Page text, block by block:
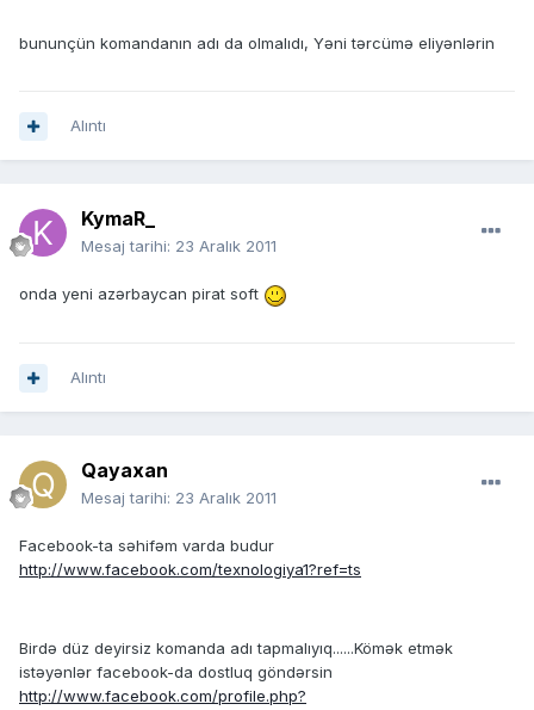
bununçün komandanın adı da olmalıdı, Yəni tərcümə eliyənlərin
Alıntı
KymaR_
Mesaj tarihi: 23 Aralık 2011
onda yeni azərbaycan pirat soft
Alıntı
Qayaxan
Mesaj tarihi: 23 Aralık 2011
Facebook-ta səhifəm varda budur
http://www.facebook.com/texnologiya1?ref=ts
Birdə düz deyirsiz komanda adı tapmalıyıq......Kömək etmək
istəyənlər facebook-da dostluq göndərsin
http://www.facebook.com/profile.php?